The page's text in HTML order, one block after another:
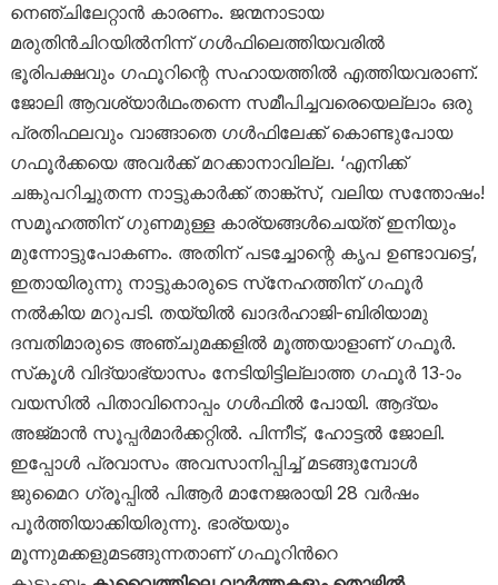
നെഞ്ചിലേറ്റാന്‍ കാരണം. ജന്മനാടായ
മരുതിന്‍ചിറയില്‍നിന്ന് ഗള്‍ഫിലെത്തിയവരില്‍
ഭൂരിപക്ഷവും ഗഫൂറിന്റെ സഹായത്തില്‍ എത്തിയവരാണ്.
ജോലി ആവശ്യാര്‍ഥംതന്നെ സമീപിച്ചവരെയെല്ലാം ഒരു
പ്രതിഫലവും വാങ്ങാതെ ഗള്‍ഫിലേക്ക് കൊണ്ടുപോയ
ഗഫൂര്‍ക്കയെ അവര്‍ക്ക് മറക്കാനാവില്ല. ‘എനിക്ക്
ചങ്കുപറിച്ചുതന്ന നാട്ടുകാര്‍ക്ക് താങ്ക്സ്, വലിയ സന്തോഷം!
സമൂഹത്തിന് ഗുണമുള്ള കാര്യങ്ങള്‍ചെയ്ത് ഇനിയും
മുന്നോട്ടുപോകണം. അതിന് പടച്ചോന്റെ കൃപ ഉണ്ടാവട്ടെ’,
ഇതായിരുന്നു നാട്ടുകാരുടെ സ്‌നേഹത്തിന് ഗഫൂര്‍
നല്‍കിയ മറുപടി. തയ്യില്‍ ഖാദര്‍ഹാജി-ബിരിയാമു
ദമ്പതിമാരുടെ അഞ്ചുമക്കളില്‍ മൂത്തയാളാണ് ഗഫൂര്‍.
സ്‌കൂള്‍ വിദ്യാഭ്യാസം നേടിയിട്ടില്ലാത്ത ഗഫൂര്‍ 13-ാം
വയസില്‍ പിതാവിനൊപ്പം ഗള്‍ഫില്‍ പോയി. ആദ്യം
അജ്മാന്‍ സൂപ്പര്‍മാര്‍ക്കറ്റില്‍. പിന്നീട്, ഹോട്ടല്‍ ജോലി.
ഇപ്പോള്‍ പ്രവാസം അവസാനിപ്പിച്ച് മടങ്ങുമ്പോള്‍
ജുമൈറ ഗ്രൂപ്പില്‍ പിആര്‍ മാനേജരായി 28 വര്‍ഷം
പൂര്‍ത്തിയാക്കിയിരുന്നു. ഭാര്യയും
മൂന്നുമക്കളുമടങ്ങുന്നതാണ് ഗഫൂറിന്‍റെ